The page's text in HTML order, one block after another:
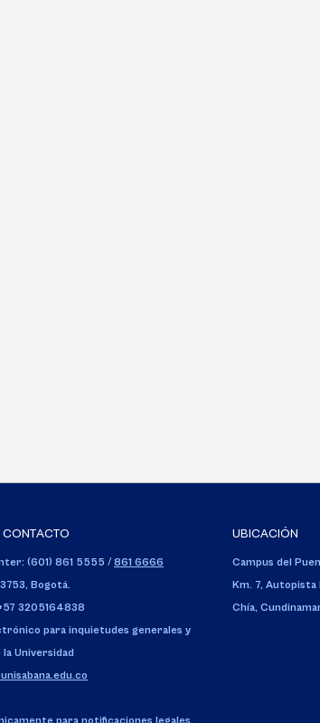
(601) 861 5555 / 861 6666
Bogotá.
3205164838
para inquietudes generales y
Universidad
UBICACIÓN
Campus del
Km. 7,
Chía,